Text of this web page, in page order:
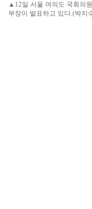
▲12일 서울 여의도 국회의
부장이 발표하고 있다.(박지